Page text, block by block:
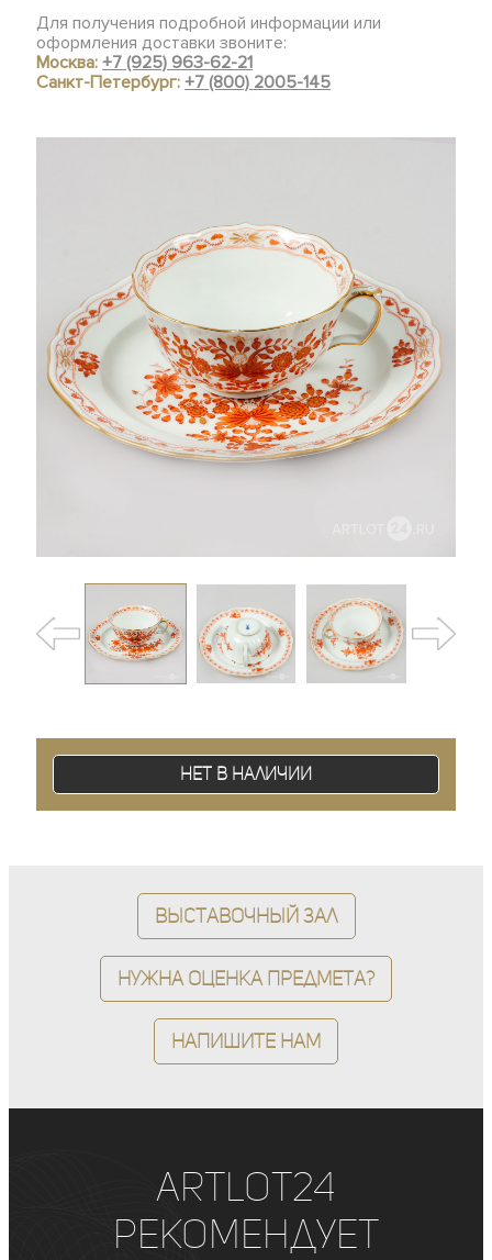
Для получения подробной информации или
оформления доставки звоните:
Москва:+7 (925) 963-62-21
Санкт-Петербург:+7 (800) 2005-145
Нет в наличии
Выставочный зал
Нужна оценка предмета?
Напишите нам
ArtLot24
рекомендует